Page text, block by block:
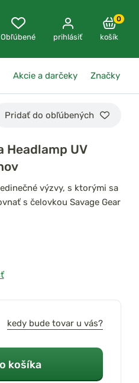
Obľúbené prihlásiť
0
košík
Akcie a darčeky Značky
Pridať do obľúbených
Headlamp UV
výzvy, s ktorými sa
s čelovkou Savage Gear
kedy bude tovar u vás?
košíka